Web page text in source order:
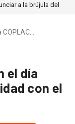
a la brújula del
el día
con el